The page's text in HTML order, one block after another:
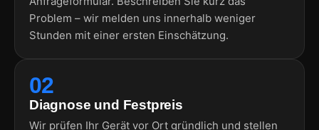
Problem – wir melden uns innerhalb weniger
Stunden mit einer ersten Einschätzung.
02
Diagnose und Festpreis
Wir prüfen Ihr Gerät vor Ort gründlich und stellen